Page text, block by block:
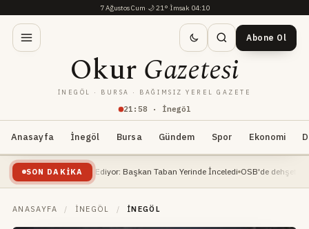
7 Ağustos Cum·🌙21°·İmsak 04:10
21 : 58 · İnegöl
OkurGazetesi
İNEGÖL · BURSA · BAĞIMSIZ YEREL GAZETE
Abone Ol
Anasayfa İnegöl Bursa Gündem Spor Ekonomi
SON DAKIKA
Devam Ediyor: Başkan Taban Yerinde İnceledi OSB'de dehşet... İnşaat
ANASAYFA / İNEGÖL / İNEGÖL